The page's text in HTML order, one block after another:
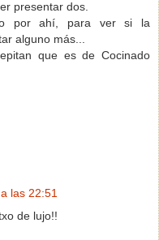
presentar dos.
por ahí, para ver si la
alguno más...
que es de Cocinado
las 22:51
de lujo!!